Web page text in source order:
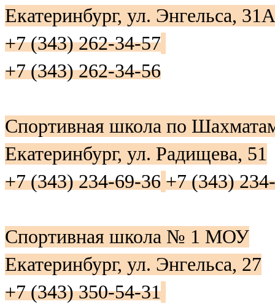
Екатеринбург, ул. Энгельса, 31А
+7 (343) 262-34-57
+7 (343) 262-34-56
Спортивная школа по
Екатеринбург, ул. Радищева, 51
+7 (343) 234-69-36 +7 (343)
Спортивная школа № 1 МОУ
Екатеринбург, ул. Энгельса, 27
+7 (343) 350-54-31